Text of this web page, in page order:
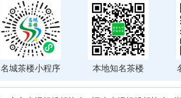
名城茶楼小程序 本地知名茶楼